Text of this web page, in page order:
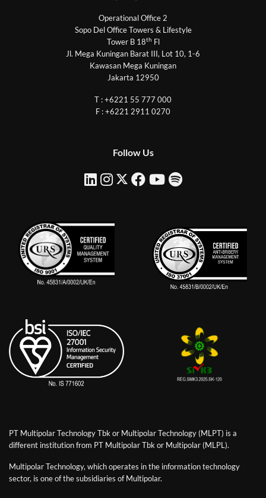
Operational Office 2
Sopo Del Office Towers & Lifestyle
Tower B 18th Fl
Jl. Mega Kuningan Barat III, Lot 10, 1-6
Kawasan Mega Kuningan
Jakarta 12950
T : +6221 55 777 000
F : +6221 2911 0270
Follow Us
PT Multipolar Technology Tbk or Multipolar Technology (MLPT) is a
different institution from PT Multipolar Tbk or Multipolar (MLPL).
Multipolar Technology, which operates in the information technology
sector, is one of the subsidiaries of Multipolar.